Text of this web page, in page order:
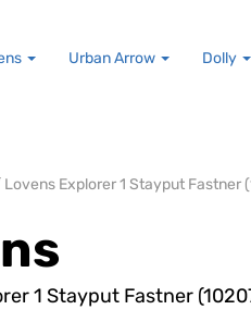
Urban Arrow Dolly
Lovens Explorer 1 Stayput Fastner
1 Stayput Fastner